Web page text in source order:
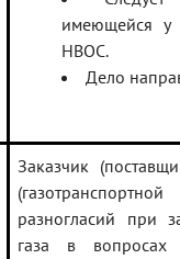
имеющейся у
НВОС.
Дело
Заказчик
разногласий при
газа в вопросах